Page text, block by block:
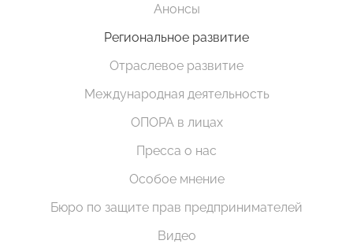
Анонсы
Региональное развитие
Отраслевое развитие
Международная деятельность
ОПОРА в лицах
Пресса о нас
Особое мнение
Бюро по защите прав предпринимателей
Видео